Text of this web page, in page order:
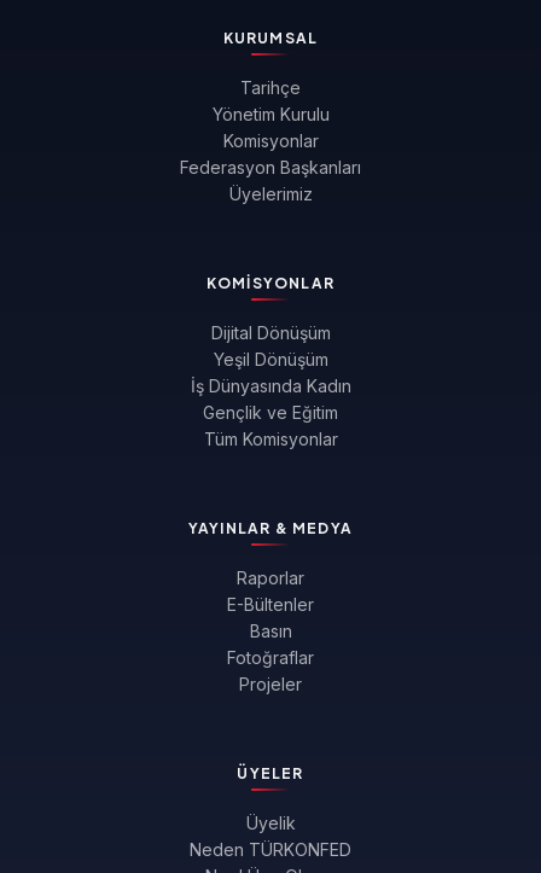
KURUMSAL
Tarihçe
Yönetim Kurulu
Komisyonlar
Federasyon Başkanları
Üyelerimiz
KOMISYONLAR
Dijital Dönüşüm
Yeşil Dönüşüm
İş Dünyasında Kadın
Gençlik ve Eğitim
Tüm Komisyonlar
YAYINLAR & MEDYA
Raporlar
E-Bültenler
Basın
Fotoğraflar
Projeler
ÜYELER
Üyelik
Neden TÜRKONFED